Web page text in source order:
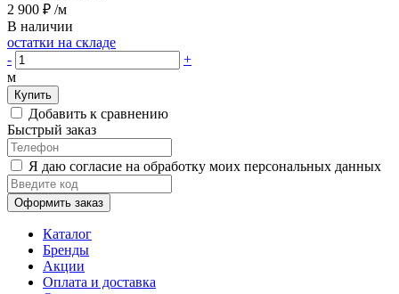
2 900 ₽ /м
В наличии
остатки на складе
-
+
м
Купить
Добавить к сравнению
Быстрый заказ
Я даю согласие на обработку моих персональных данных
Оформить заказ
Каталог
Бренды
Акции
Оплата и доставка